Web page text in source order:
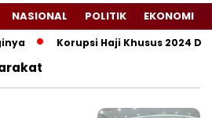
NASIONAL POLITIK EKONOMI
Korupsi Haji Khusus 2024